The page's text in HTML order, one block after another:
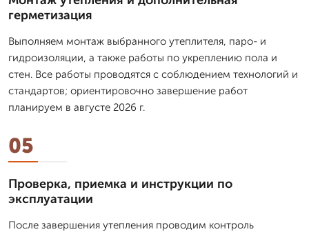
герметизация
Выполняем монтаж выбранного утеплителя, паро- и
гидроизоляции, а также работы по укреплению пола и
стен. Все работы проводятся с соблюдением технологий и
стандартов; ориентировочно завершение работ
планируем в августе 2026 г.
05
Проверка, приемка и инструкции по
эксплуатации
После завершения утепления проводим контроль